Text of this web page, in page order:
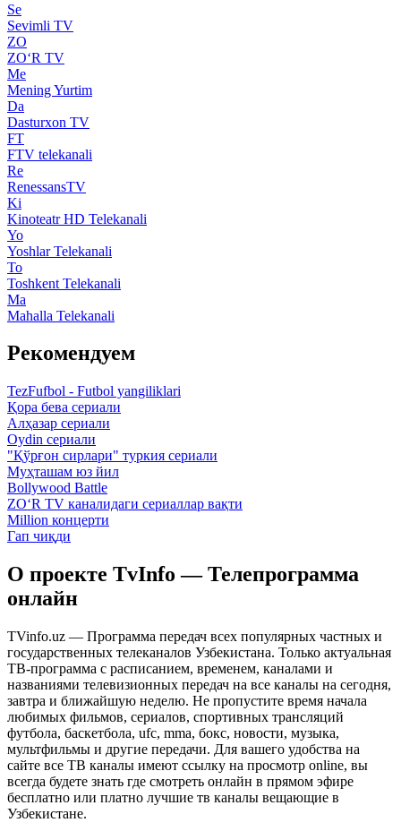
Se
Sevimli TV
ZO
ZO‘R TV
Me
Mening Yurtim
Da
Dasturxon TV
FT
FTV telekanali
Re
RenessansTV
Ki
Kinoteatr HD Telekanali
Yo
Yoshlar Telekanali
To
Toshkent Telekanali
Ma
Mahalla Telekanali
Рекомендуем
TezFufbol - Futbol yangiliklari
Қора бева сериали
Алҳазар сериали
Oydin сериали
"Қўрғон сирлари" туркия сериали
Муҳташам юз йил
Bollywood Battle
ZO‘R TV каналидаги сериаллар вақти
Million концерти
Гап чиқди
О проекте TvInfo — Телепрограмма
онлайн
TVinfo.uz — Программа передач всех популярных частных и
государственных телеканалов Узбекистана. Только актуальная
ТВ-программа с расписанием, временем, каналами и
названиями телевизионных передач на все каналы на сегодня,
завтра и ближайшую неделю. Не пропустите время начала
любимых фильмов, сериалов, спортивных трансляций
футбола, баскетбола, ufc, mma, бокс, новости, музыка,
мультфильмы и другие передачи. Для вашего удобства на
сайте все ТВ каналы имеют ссылку на просмотр online, вы
всегда будете знать где смотреть онлайн в прямом эфире
бесплатно или платно лучшие тв каналы вещающие в
Узбекистане.